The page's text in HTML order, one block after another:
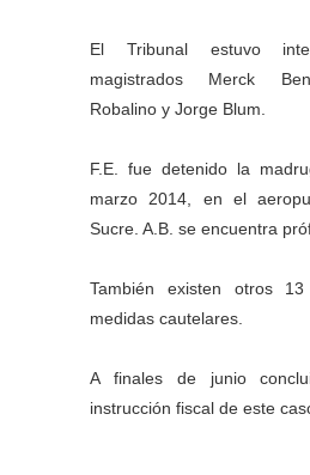
El Tribunal estuvo
magistrados Merck
Robalino y Jorge Blum.
F.E. fue detenido la
marzo 2014, en el
Sucre. A.B. se encuentra
También existen otros
medidas cautelares.
A finales de junio
instrucción fiscal de este